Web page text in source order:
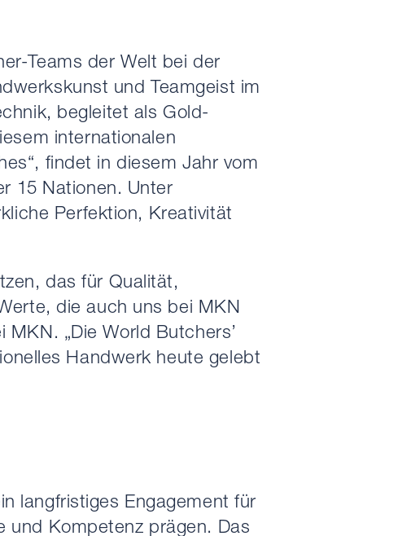
Teams der Welt bei der
und Teamgeist im
begleitet als Gold-
internationalen
findet in diesem Jahr vom
15 Nationen. Unter
Perfektion, Kreativität
das für Qualität,
die auch uns bei MKN
„Die World Butchers’
Handwerk heute gelebt
langfristiges Engagement für
und Kompetenz prägen. Das